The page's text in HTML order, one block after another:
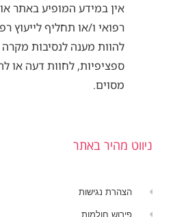
אין במידע המופיע באתר או
רפואי ו/או תחליף לייעוץ
להוות מענה לנסיבות מקרה
ספציפיות, לחוות דעה או
מסוים.
ניווט מהיר באתר
הצהרת נגישות
פירוש חולמות